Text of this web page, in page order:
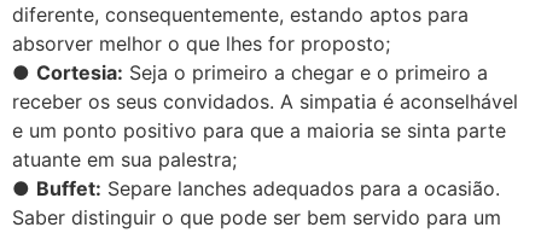
diferente, consequentemente, estando aptos para
absorver melhor o que lhes for proposto;
● Cortesia: Seja o primeiro a chegar e o primeiro a
receber os seus convidados. A simpatia é aconselhável
e um ponto positivo para que a maioria se sinta parte
atuante em sua palestra;
● Buffet: Separe lanches adequados para a ocasião.
Saber distinguir o que pode ser bem servido para um